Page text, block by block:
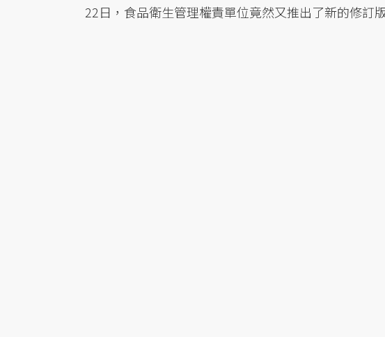
22日，食品衛生管理權責單位竟然又推出了新的修訂